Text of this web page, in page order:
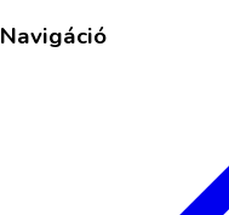
Navigáció